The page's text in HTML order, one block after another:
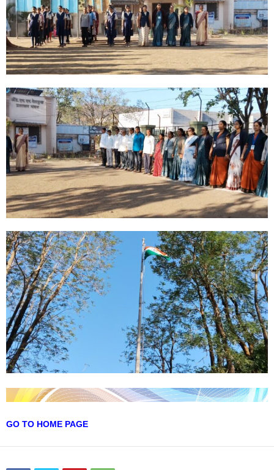
GO TO HOME PAGE